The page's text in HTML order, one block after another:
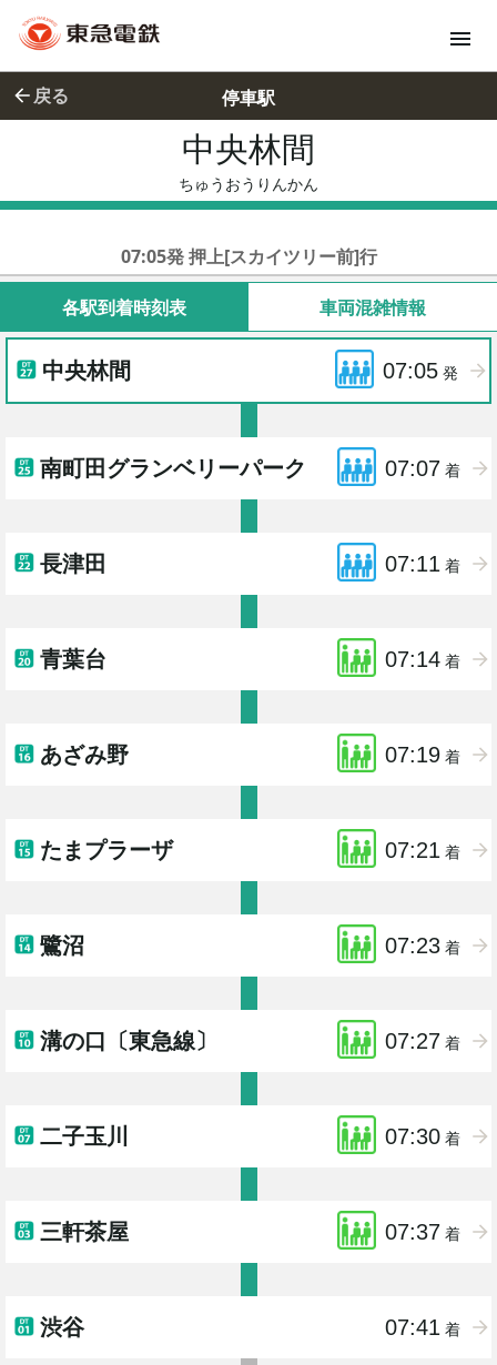
戻る 停車駅
中央林間
ちゅうおうりんかん
07:05発 押上[スカイツリー前]行
各駅到着時刻表 車両混雑情報
中央林間 07:05 発
南町田グランベリーパーク 07:07 着
長津田 07:11 着
青葉台 07:14 着
あざみ野 07:19 着
たまプラーザ 07:21 着
鷺沼 07:23 着
溝の口〔東急線〕 07:27 着
二子玉川 07:30 着
三軒茶屋 07:37 着
渋谷 07:41 着